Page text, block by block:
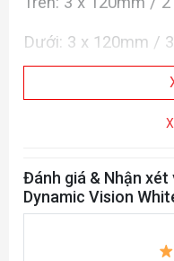
Dưới: 3 x 120mm /
Hông:1 or 2 x
Dưới: Tối đa 360 /
Hông: Tối đa 240/
Đánh giá & Nhận xét
Dynamic Vision